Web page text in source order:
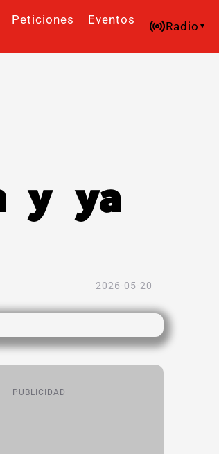
Peticiones Eventos Radio
y ya
2026-05-20
PUBLICIDAD